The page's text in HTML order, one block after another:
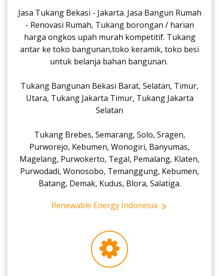
Jasa Tukang Bekasi - Jakarta. Jasa Bangun Rumah
- Renovasi Rumah, Tukang borongan / harian
harga ongkos upah murah kompetitif. Tukang
antar ke toko bangunan,toko keramik, toko besi
untuk belanja bahan bangunan.
Tukang Bangunan Bekasi Barat, Selatan, Timur,
Utara, Tukang Jakarta Timur, Tukang Jakarta
Selatan
Tukang Brebes, Semarang, Solo, Sragen,
Purworejo, Kebumen, Wonogiri, Banyumas,
Magelang, Purwokerto, Tegal, Pemalang, Klaten,
Purwodadi, Wonosobo, Temanggung, Kebumen,
Batang, Demak, Kudus, Blora, Salatiga.
Renewable Energy Indonesia